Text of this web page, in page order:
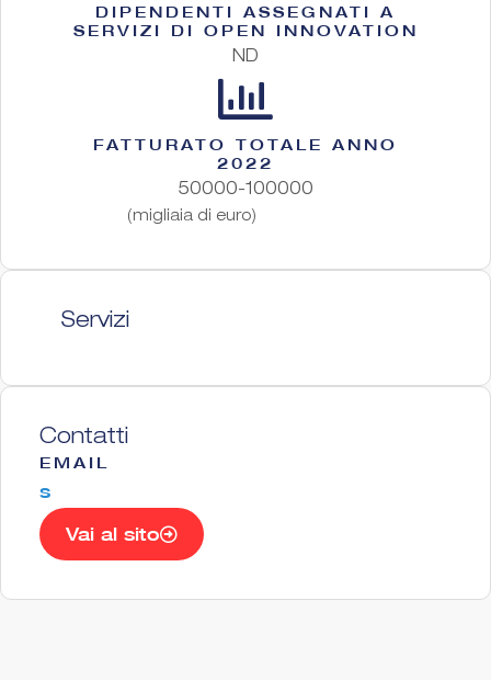
DIPENDENTI ASSEGNATI A
SERVIZI DI OPEN INNOVATION
ND
FATTURATO TOTALE ANNO
2022
50000-100000
(migliaia di euro)
Servizi
Contatti
EMAIL
s
Vai al sito